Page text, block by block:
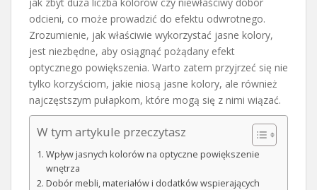
odcieni, co może prowadzić do efektu odwrotnego.
Zrozumienie, jak właściwie wykorzystać jasne kolory,
jest niezbędne, aby osiągnąć pożądany efekt
optycznego powiększenia. Warto zatem przyjrzeć się nie
tylko korzyściom, jakie niosą jasne kolory, ale również
najczęstszym pułapkom, które mogą się z nimi wiązać.
W tym artykule przeczytasz
Wpływ jasnych kolorów na optyczne powiększenie
wnętrza
Dobór mebli, materiałów i dodatków wspierających